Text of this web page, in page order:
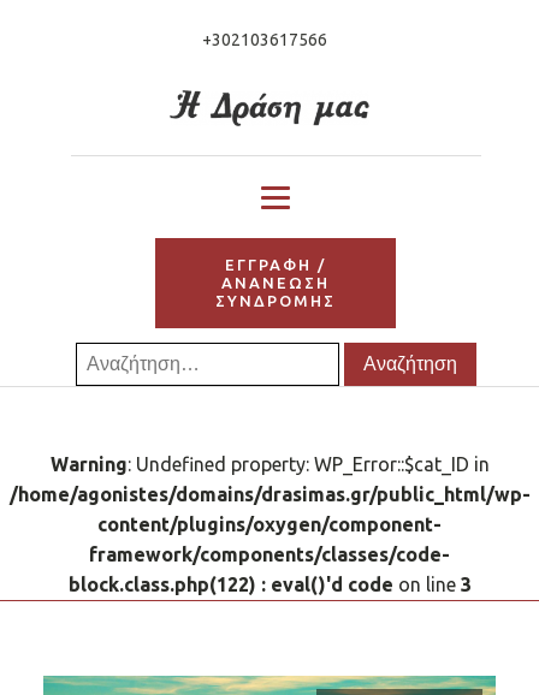
+302103617566
ΕΓΓΡΑΦΗ /
ΑΝΑΝΕΩΣΗ
ΣΥΝΔΡΟΜΗΣ
Αναζήτηση
για:
Warning: Undefined property: WP_Error::$cat_ID in
/home/agonistes/domains/drasimas.gr/public_html/wp-
content/plugins/oxygen/component-
framework/components/classes/code-
block.class.php(122) : eval()'d code on line 3